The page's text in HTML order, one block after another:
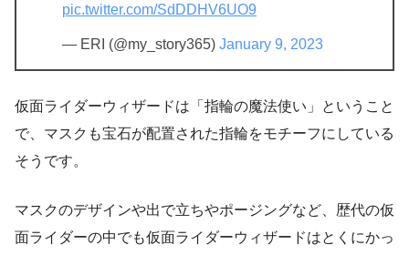
pic.twitter.com/SdDDHV6UO9
— ERI (@my_story365) January 9, 2023
仮面ライダーウィザードは「指輪の魔法使い」ということ
で、マスクも宝石が配置された指輪をモチーフにしている
そうです。
マスクのデザインや出で立ちやポージングなど、歴代の仮
面ライダーの中でも仮面ライダーウィザードはとくにかっ